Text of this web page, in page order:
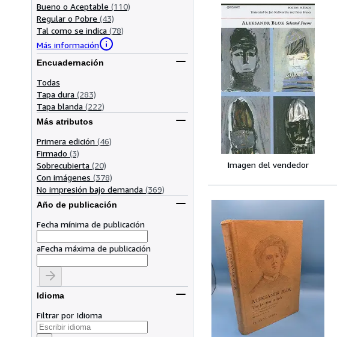
Bueno o Aceptable (110)
Regular o Pobre (43)
Tal como se indica (78)
Más información
Encuadernación
Todas
Tapa dura (283)
Tapa blanda (222)
Más atributos
Primera edición (46)
Firmado (3)
Sobrecubierta (20)
Con imágenes (378)
No impresión bajo demanda (369)
Año de publicación
Fecha mínima de publicación
aFecha máxima de publicación
Idioma
Filtrar por Idioma
Imagen del vendedor